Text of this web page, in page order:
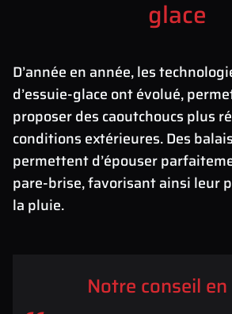
glace
D’année en année, les
d’essuie-glace ont évolué,
proposer des caoutchoucs plus
conditions extérieures. Des
permettent d’épouser
pare-brise, favorisant ainsi leur
la pluie.
Notre conseil